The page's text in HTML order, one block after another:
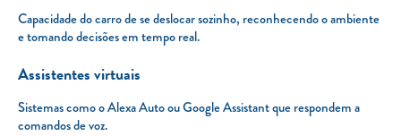
Capacidade do carro de se deslocar sozinho, reconhecendo o ambiente
e tomando decisões em tempo real.
Assistentes virtuais
Sistemas como o Alexa Auto ou Google Assistant que respondem a
comandos de voz.